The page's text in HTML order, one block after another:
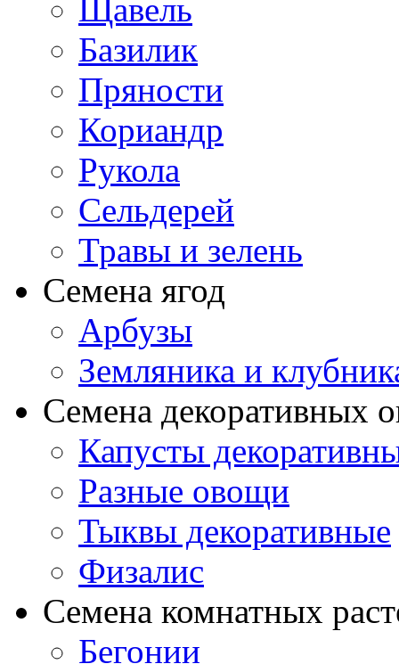
Щавель
Базилик
Пряности
Кориандр
Рукола
Сельдерей
Травы и зелень
Семена ягод
Арбузы
Земляника и
Семена декоративных
Капусты
Разные овощи
Тыквы декоративные
Физалис
Семена комнатных
Бегонии